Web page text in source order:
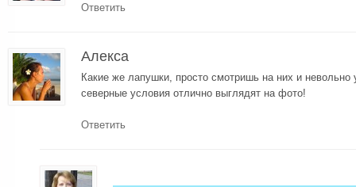
Ответить
Алекса
Какие же лапушки, просто смотришь на них и
северные условия отлично выглядят на фото!
Ответить